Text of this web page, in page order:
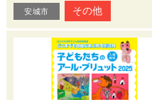
安城市 その他